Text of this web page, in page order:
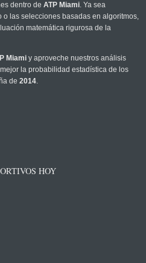
dentro de ATP Miami. Ya sea
las selecciones basadas en algoritmos,
matemática rigurosa de la
Miamiy aproveche nuestros análisis
la probabilidad estadística de los
de 2014.
HOY